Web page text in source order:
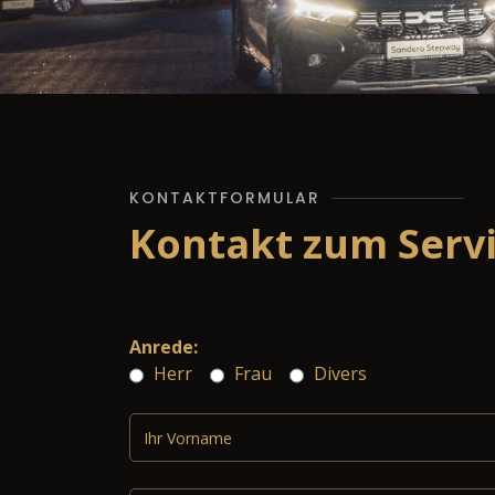
KONTAKTFORMULAR
Kontakt zum
Anrede:
Herr
Frau Divers